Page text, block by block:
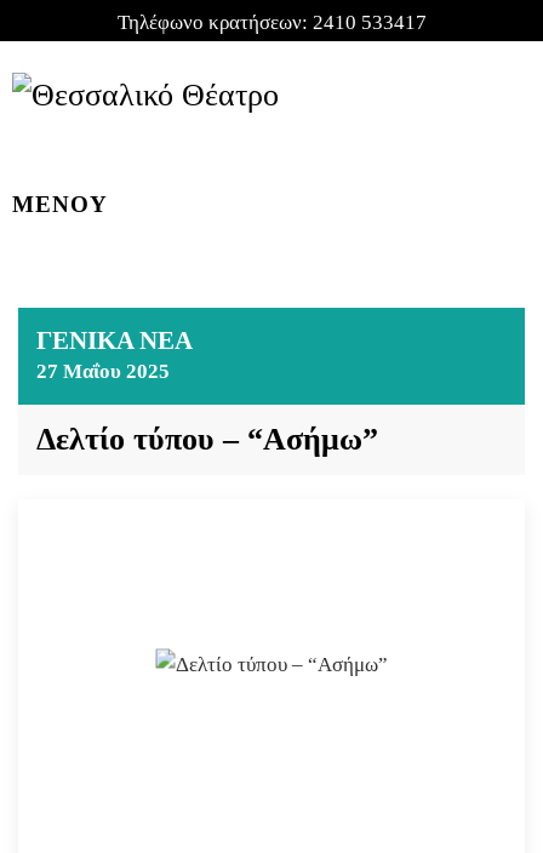
Τηλέφωνο κρατήσεων: 2410 533417
ΜΕΝΟΥ
ΓΕΝΙΚΑ ΝΕΑ
27 Μαΐου 2025
Δελτίο τύπου – “Ασήμω”